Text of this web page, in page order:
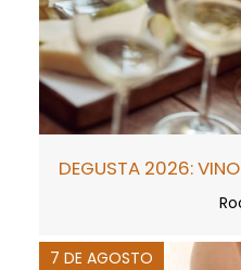
DEGUSTA 2026:
7 DE AGOSTO